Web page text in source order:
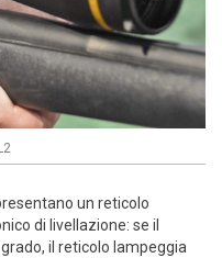
un reticolo
di livellazione: se il
il reticolo lampeggia